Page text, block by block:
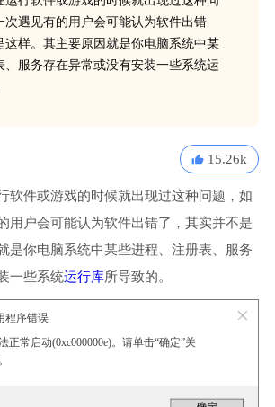
次遇见有的用户会可能认为软件出错
这样。其主要原因就是你电脑系统中某
、服务存在异常或没有安装一些系统运
15.26k
软件或游戏的时候就出现过这种问题，如
用户会可能认为软件出错了，其实并不是
是你电脑系统中某些进程、注册表、服务
一些系统运行库所导致的。
程序错误
正常启动(0xc000000e)。请单击“确定”关